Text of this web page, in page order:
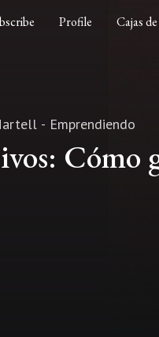
Profile Cajas
- Emprendiendo